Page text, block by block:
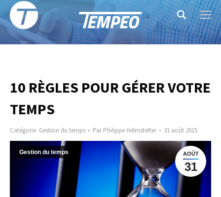
Search:
10 RÈGLES POUR GÉRER VOTRE
TEMPS
Catégorie Gestion du temps ParPhilippe Helmstetter 31 août 2015
AOÛT
31
Gestion du temps